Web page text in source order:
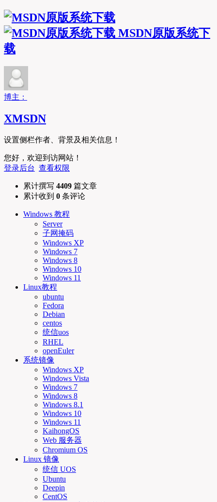
MSDN原版系统下
载
博主：
XMSDN
设置侧栏作者、背景及相关信息！
您好，欢迎到访网站！
登录后台 查看权限
累计撰写 4409 篇文章
累计收到 0 条评论
Windows 教程
Server
子网掩码
Windows XP
Windows 7
Windows 8
Windows 10
Windows 11
Linux教程
ubuntu
Fedora
Debian
centos
统信uos
RHEL
openEuler
系统镜像
Windows XP
Windows Vista
Windows 7
Windows 8
Windows 8.1
Windows 10
Windows 11
KaihongOS
Web 服务器
Chromium OS
Linux 镜像
统信 UOS
Ubuntu
Deepin
CentOS